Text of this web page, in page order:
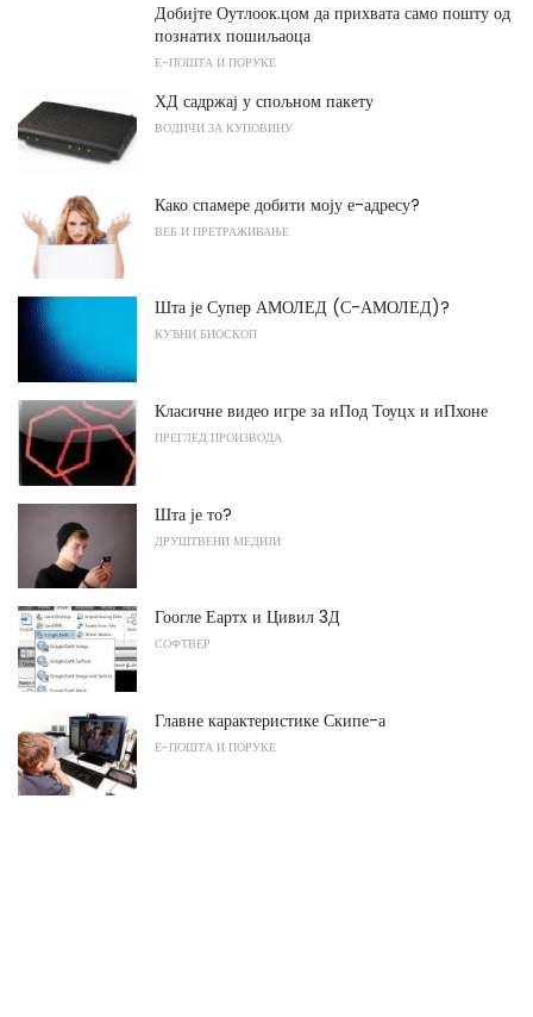
Добијте Оутлоок.цом да прихвата само пошту од
познатих пошиљаоца
Е-ПОШТА И ПОРУКЕ
ХД садржај у спољном пакету
ВОДИЧИ ЗА КУПОВИНУ
Како спамере добити моју е-адресу?
ВЕБ И ПРЕТРАЖИВАЊЕ
Шта је Супер АМОЛЕД (С-АМОЛЕД)?
КУЋНИ БИОСКОП
Класичне видео игре за иПод Тоуцх и иПхоне
ПРЕГЛЕД ПРОИЗВОДА
Шта је то?
ДРУШТВЕНИ МЕДИЈИ
Гоогле Еартх и Цивил 3Д
СОФТВЕР
Главне карактеристике Скипе-а
Е-ПОШТА И ПОРУКЕ